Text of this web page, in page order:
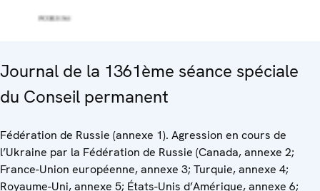
Journal de la 1361ème séance spéciale
du Conseil permanent
Fédération de Russie (annexe 1). Agression en cours de
l’Ukraine par la Fédération de Russie (Canada, annexe 2;
France-Union européenne, annexe 3; Turquie, annexe 4;
Royaume-Uni, annexe 5; États-Unis d’Amérique, annexe 6;